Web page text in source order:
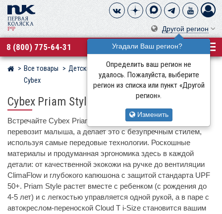
Другой регион
Угадали Ваш регион?
Определить ваш регион не
удалось. Пожалуйста, выберите
регион из списка или пункт «Другой
регион».
Изменить
8 (800) 775-64-31
Магазин детских колясок
Все товары Детские коляски
Детские коляски 3 в 1
Cybex
Cybex Priam Style + Cloud T i-Size
Встречайте Cybex Priam Style – коляску, которая не просто
перевозит малыша, а делает это с безупречным стилем,
используя самые передовые технологии. Роскошные
материалы и продуманная эргономика здесь в каждой
детали: от качественной экокожи на ручке до вентиляции
ClimaFlow и глубокого капюшона с защитой стандарта UPF
50+. Priam Style растет вместе с ребенком (с рождения до
4-5 лет) и с легкостью управляется одной рукой, а в паре с
автокреслом-переноской Cloud T i-Size становится вашим